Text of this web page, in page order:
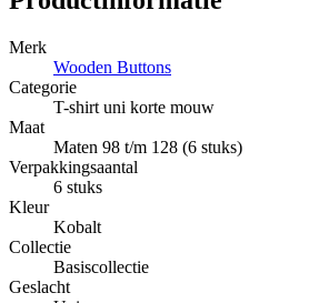
Merk
Wooden Buttons
Categorie
T-shirt uni korte mouw
Maat
Maten 98 t/m 128 (6 stuks)
Verpakkingsaantal
6 stuks
Kleur
Kobalt
Collectie
Basiscollectie
Geslacht